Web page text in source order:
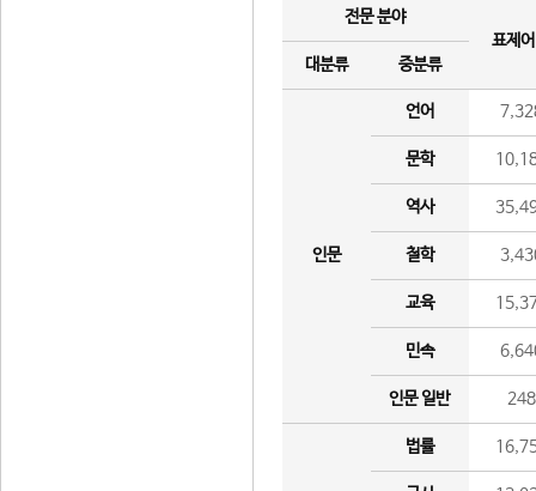
전문 분야
표제
대분류
중분류
인문
언어
문학
역사
철학
교육
민속
인문 일반 248
법률